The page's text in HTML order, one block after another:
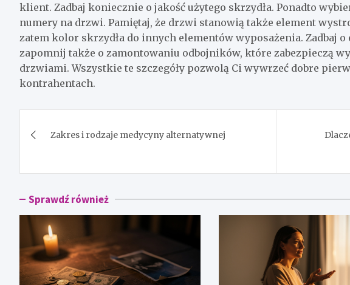
klient. Zadbaj koniecznie o jakość użytego skrzydła. Ponadto
numery na drzwi. Pamiętaj, że drzwi stanowią także element
zatem kolor skrzydła do innych elementów wyposażenia. Zadbaj o
zapomnij także o zamontowaniu odbojników, które zabezpieczą
drzwiami. Wszystkie te szczegóły pozwolą Ci wywrzeć dobre
kontrahentach.
wpisu
Zakres i rodzaje medycyny alternatywnej
Sprawdź również